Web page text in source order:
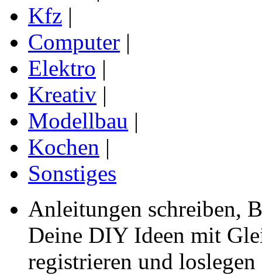
Kfz |
Computer |
Elektro |
Kreativ |
Modellbau |
Kochen |
Sonstiges
Anleitungen schreiben,
Deine DIY Ideen mit
registrieren und loslegen